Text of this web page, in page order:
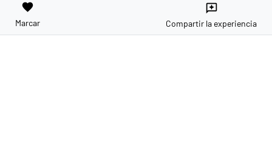
favorite
Marcar
reviews
Compartir la experiencia